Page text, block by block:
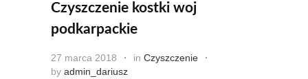
Czyszczenie kostki woj
podkarpackie
27 marca 2018 in Czyszczenie
by admin_dariusz